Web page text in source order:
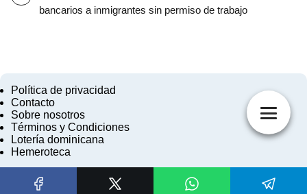
bancarios a inmigrantes sin permiso de trabajo
Política de privacidad
Contacto
Sobre nosotros
Términos y Condiciones
Lotería dominicana
Hemeroteca